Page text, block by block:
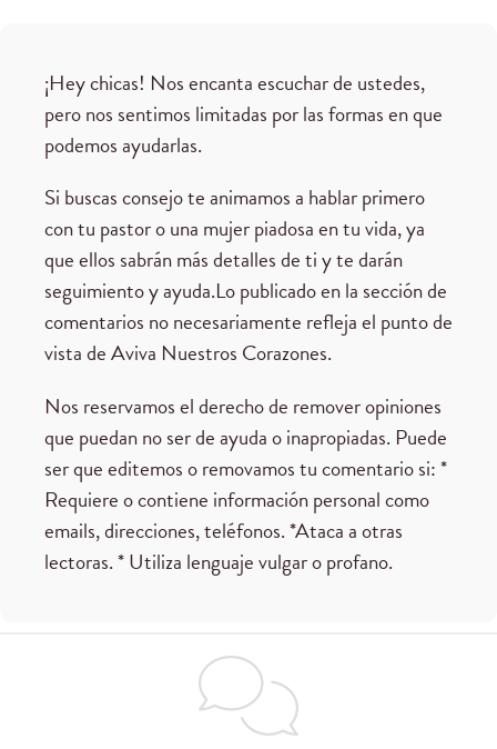
¡Hey chicas! Nos encanta escuchar de ustedes,
pero nos sentimos limitadas por las formas en que
podemos ayudarlas.
Si buscas consejo te animamos a hablar primero
con tu pastor o una mujer piadosa en tu vida, ya
que ellos sabrán más detalles de ti y te darán
seguimiento y ayuda.Lo publicado en la sección de
comentarios no necesariamente refleja el punto de
vista de Aviva Nuestros Corazones.
Nos reservamos el derecho de remover opiniones
que puedan no ser de ayuda o inapropiadas. Puede
ser que editemos o removamos tu comentario si: *
Requiere o contiene información personal como
emails, direcciones, teléfonos. *Ataca a otras
lectoras. * Utiliza lenguaje vulgar o profano.